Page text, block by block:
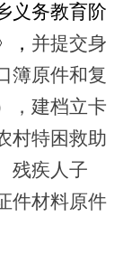
义务教育阶
， 并提交身
簿原件和复
， 建档立卡
村特困救助
残疾人子
件材料原件